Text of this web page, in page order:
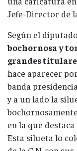
Jefe-Director de
Según el
bochornosa y
grandes
hace aparecer
banda
y a un lado la
en la que
Esta silueta lo